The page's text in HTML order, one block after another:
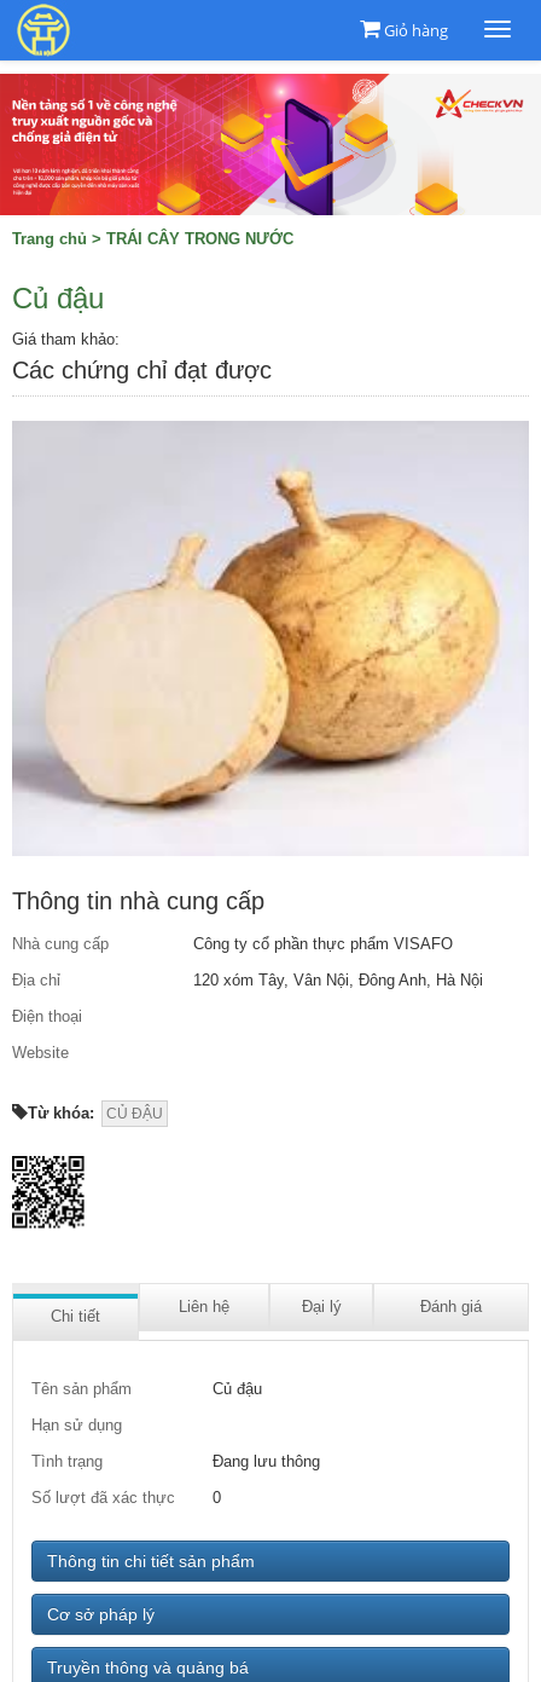
Giỏ hàng
Trang chủ > TRÁI CÂY TRONG NƯỚC
Củ đậu
Giá tham khảo:
Các chứng chỉ đạt được
Thông tin nhà cung cấp
Nhà cung cấp
Công ty cổ phần thực phẩm VISAFO
Địa chỉ
120 xóm Tây, Vân Nội, Đông Anh, Hà Nội
Điện thoại
Website
Từ khóa: CỦ ĐẬU
Chi tiết
Liên hệ Đại lý Đánh giá
Tên sản phẩm
Củ đậu
Hạn sử dụng
Tình trạng
Đang lưu thông
Số lượt đã xác thực
0
Thông tin chi tiết sản phẩm
Cơ sở pháp lý
Truyền thông và quảng bá